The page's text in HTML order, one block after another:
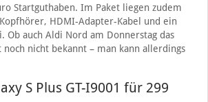
Startguthaben. Im Paket liegen zudem
HDMI-Adapter-Kabel und ein
Ob auch Aldi Nord am Donnerstag das
nicht bekannt – man kann allerdings
S Plus GT-I9001 für 299